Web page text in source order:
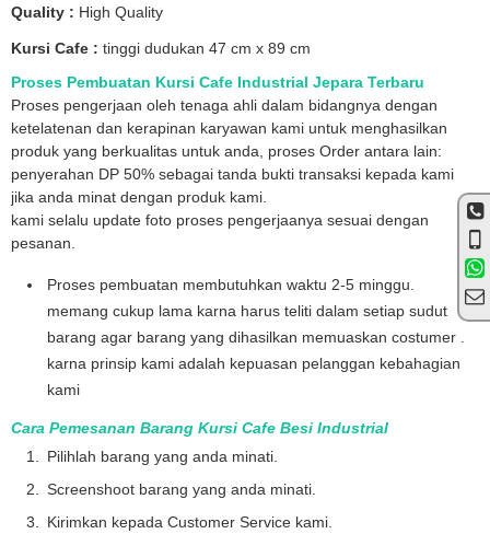
Quality : High Quality
Kursi Cafe : tinggi dudukan 47 cm x 89 cm
Proses Pembuatan Kursi Cafe Industrial Jepara Terbaru
Proses pengerjaan oleh tenaga ahli dalam bidangnya dengan
ketelatenan dan kerapinan karyawan kami untuk menghasilkan
produk yang berkualitas untuk anda, proses Order antara lain:
penyerahan DP 50% sebagai tanda bukti transaksi kepada kami
jika anda minat dengan produk kami.
kami selalu update foto proses pengerjaanya sesuai dengan
pesanan.
Proses pembuatan membutuhkan waktu 2-5 minggu.
memang cukup lama karna harus teliti dalam setiap sudut
barang agar barang yang dihasilkan memuaskan costumer .
karna prinsip kami adalah kepuasan pelanggan kebahagian
kami
Cara Pemesanan Barang Kursi Cafe Besi Industrial
Pilihlah barang yang anda minati.
Screenshoot barang yang anda minati.
Kirimkan kepada Customer Service kami.